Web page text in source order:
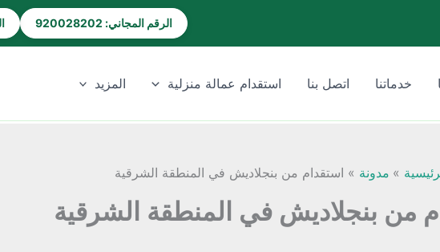
الرقم المجاني: 920028202
خدماتنا اتصل بنا استقدام عمالة منزلية المزيد
مدونة استقدام من بنجلاديش في المنطقة الشرقية
من بنجلاديش في المنطقة الشرقية